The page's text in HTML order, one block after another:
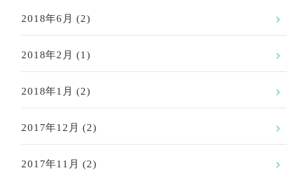
2018年6月 (2)
2018年2月 (1)
2018年1月 (2)
2017年12月 (2)
2017年11月 (2)